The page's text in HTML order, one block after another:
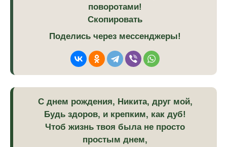
поворотами!
Скопировать
Поделись через мессенджеры!
С днем рождения, Никита, друг мой,
Будь здоров, и крепким, как дуб!
Чтоб жизнь твоя была не просто
простым днем,